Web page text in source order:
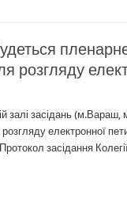
пленарне
розгляду
залі засідань
електронної
засідання